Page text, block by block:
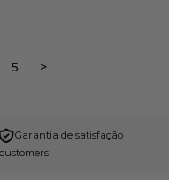
5 >
Garantia de satisfação